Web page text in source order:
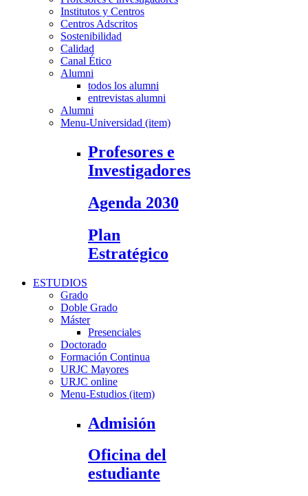
Institutos y Centros
Centros Adscritos
Sostenibilidad
Calidad
Canal Ético
Alumni
todos los alumni
entrevistas alumni
Alumni
Menu-Universidad (item)
Profesores e
Investigadores
Agenda 2030
Plan
Estratégico
ESTUDIOS
Grado
Doble Grado
Máster
Presenciales
Doctorado
Formación Continua
URJC Mayores
URJC online
Menu-Estudios (item)
Admisión
Oficina del
estudiante